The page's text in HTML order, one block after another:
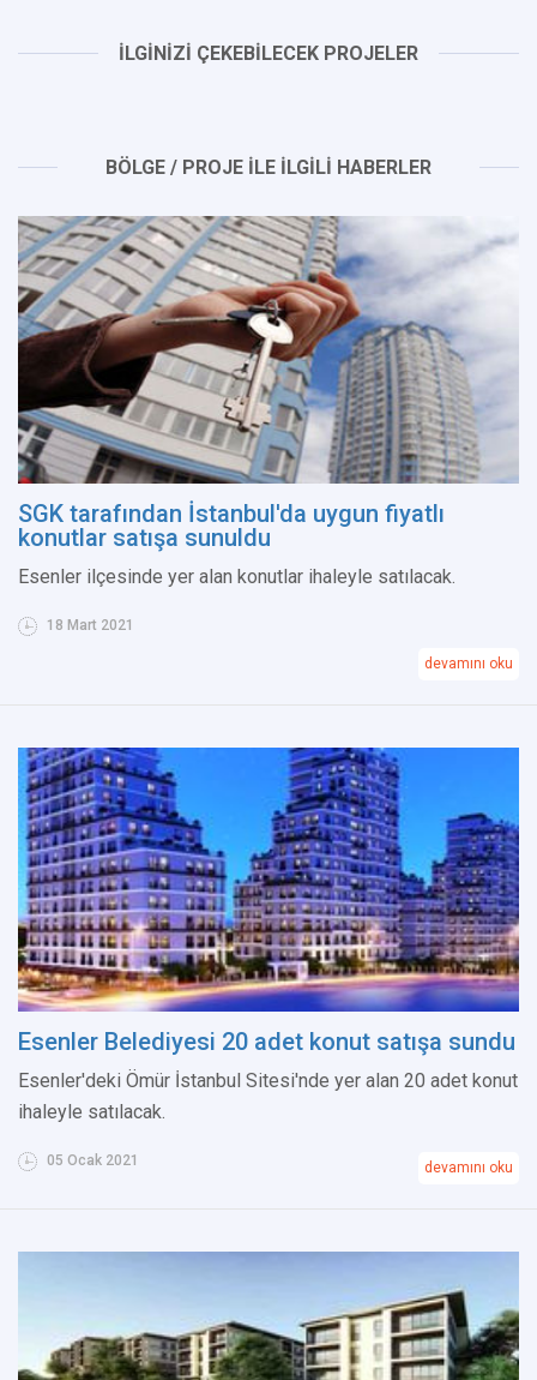
İLGİNİZİ ÇEKEBİLECEK PROJELER
BÖLGE / PROJE İLE İLGİLİ HABERLER
SGK tarafından İstanbul'da uygun fiyatlı
konutlar satışa sunuldu
Esenler ilçesinde yer alan konutlar ihaleyle satılacak.
18 Mart 2021
devamını oku
Esenler Belediyesi 20 adet konut satışa sundu
Esenler'deki Ömür İstanbul Sitesi'nde yer alan 20 adet konut
ihaleyle satılacak.
05 Ocak 2021 devamını oku